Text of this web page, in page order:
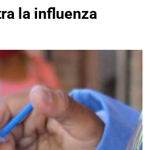
la influenza